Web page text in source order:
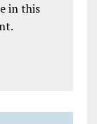
in this